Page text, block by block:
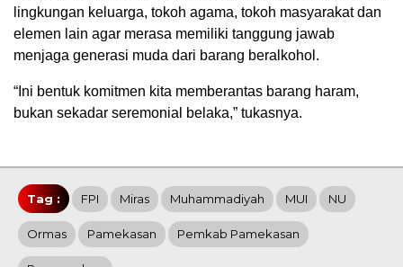
lingkungan keluarga, tokoh agama, tokoh masyarakat dan
elemen lain agar merasa memiliki tanggung jawab
menjaga generasi muda dari barang beralkohol.
“Ini bentuk komitmen kita memberantas barang haram,
bukan sekadar seremonial belaka,” tukasnya.
Tag : FPI Miras Muhammadiyah MUI NU
Ormas Pamekasan Pemkab Pamekasan